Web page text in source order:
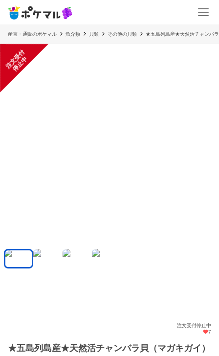
産直・通販のポケマル 魚介類 貝類 その他の貝類 ★五島列島産★天然活チャンバ
注
文
受
付
停
止
中
注文受付停止中
7
★五島列島産★天然活チャンバラ貝（マガキガイ）